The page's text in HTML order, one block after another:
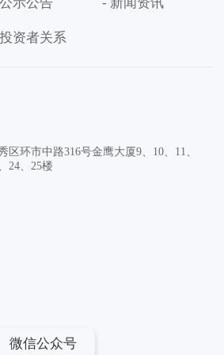
资者关系
区环市中路316号金鹰大厦9、10、11、
24、25楼
微信公众号